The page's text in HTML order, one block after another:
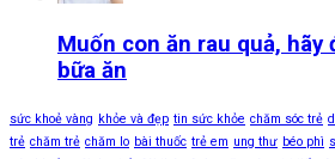
Muốn con ăn rau quả,
bữa ăn
sức khoẻ vàng khỏe và đẹp tin sức khỏe chăm sóc trẻ
trẻ chăm trẻ chăm lo bài thuốc trẻ em ung thư béo phì